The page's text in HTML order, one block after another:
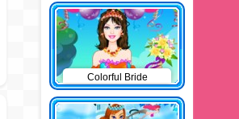
Colorful Bride